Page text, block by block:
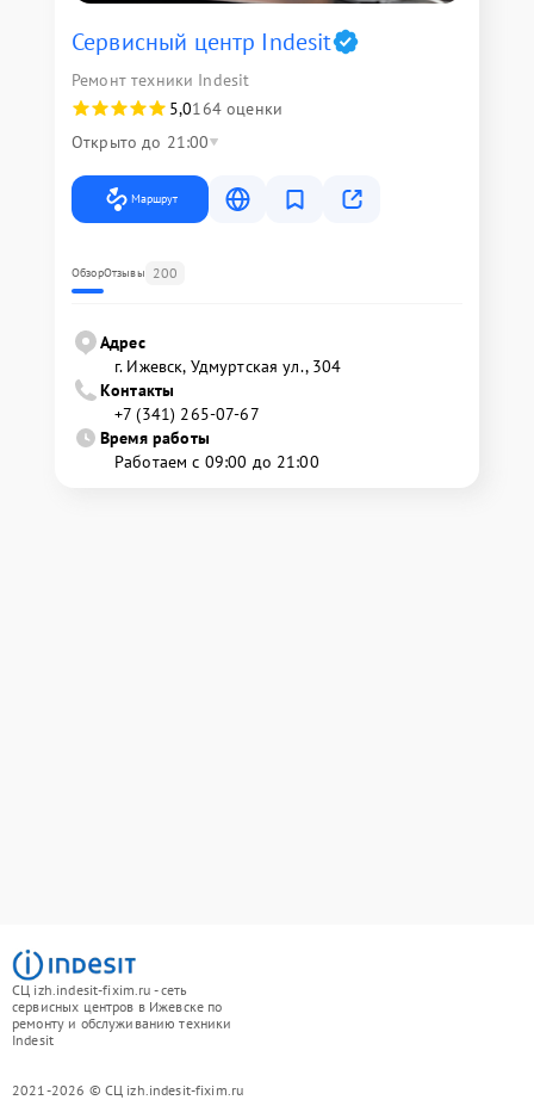
Сервисный центр Indesit
Ремонт техники Indesit
5,0164 оценки
Открыто до 21:00
Маршрут
ОбзорОтзывы 200
Адрес
г. Ижевск, Удмуртская ул., 304
Контакты
+7 (341) 265-07-67
Время работы
Работаем с 09:00 до 21:00
СЦ izh.indesit-fixim.ru - сеть
сервисных центров в Ижевске по
ремонту и обслуживанию техники
Indesit
2021-2026 © СЦ izh.indesit-fixim.ru